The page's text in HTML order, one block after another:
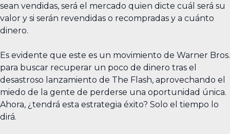
sean vendidas, será el mercado quien dicte cuál será su
valor y si serán revendidas o recompradas y a cuánto
dinero.
Es evidente que este es un movimiento de Warner Bros.
para buscar recuperar un poco de dinero tras el
desastroso lanzamiento de The Flash, aprovechando el
miedo de la gente de perderse una oportunidad única.
Ahora, ¿tendrá esta estrategia éxito? Solo el tiempo lo
dirá.